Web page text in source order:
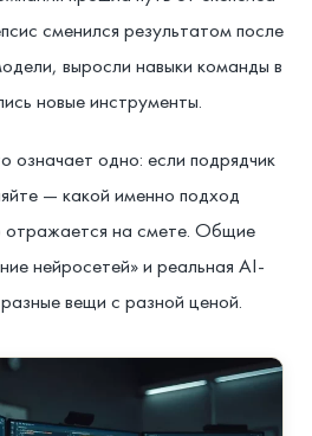
сменился результатом после
выросли навыки команды в
новые инструменты.
означает одно: если подрядчик
— какой именно подход
отражается на смете. Общие
нейросетей» и реальная AI-
вещи с разной ценой.